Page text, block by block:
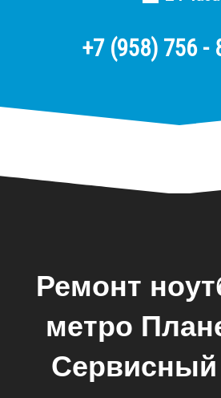
+7 (958) 756 -
Ремонт
метро
Сервисный